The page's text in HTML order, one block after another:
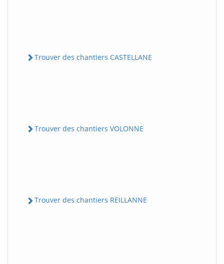
Trouver des chantiers CASTELLANE
Trouver des chantiers VOLONNE
Trouver des chantiers REILLANNE